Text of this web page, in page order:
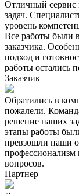
Отличный сервис
задач.
уровень
Все работы были
заказчика.
подход и
работы остались
Заказчик
Обратились в
пожалели.
решение наших
этапы работы
превзошли наши
вопросов.
Партнер